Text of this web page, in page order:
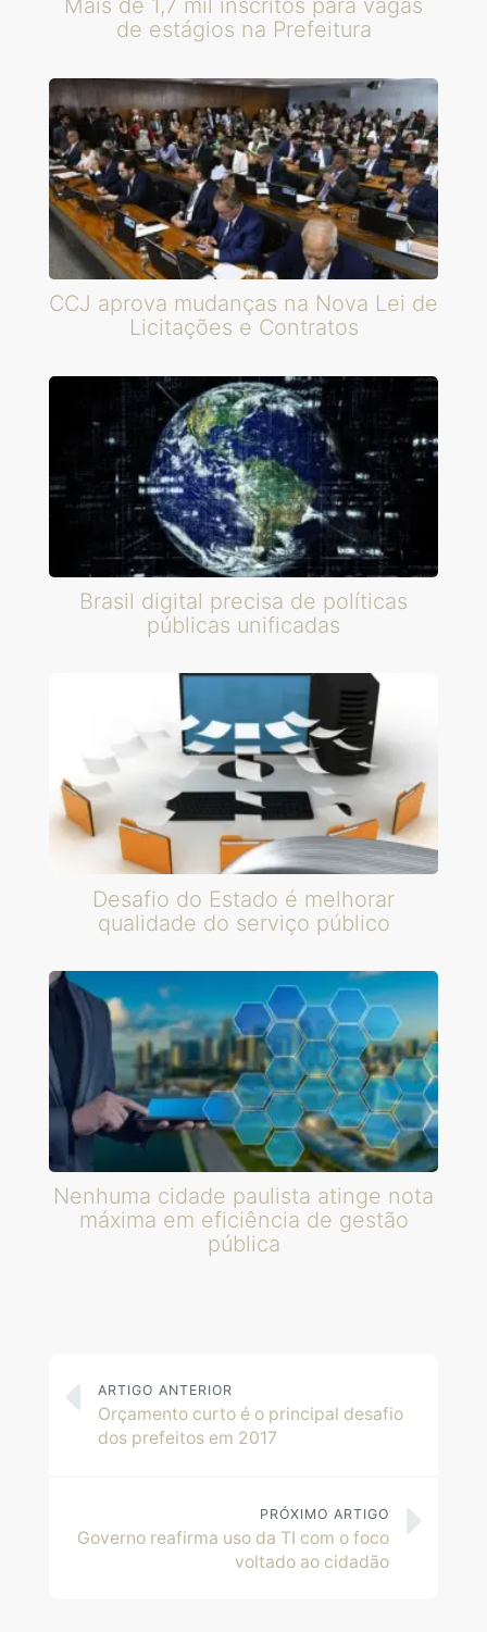
Mais de 1,7 mil inscritos para vagas
de estágios na Prefeitura
CCJ aprova mudanças na Nova Lei de
Licitações e Contratos
Brasil digital precisa de políticas
públicas unificadas
Desafio do Estado é melhorar
qualidade do serviço público
Nenhuma cidade paulista atinge nota
máxima em eficiência de gestão
pública
ARTIGO ANTERIOR
Orçamento curto é o principal desafio
dos prefeitos em 2017
PRÓXIMO ARTIGO
Governo reafirma uso da TI com o foco
voltado ao cidadão